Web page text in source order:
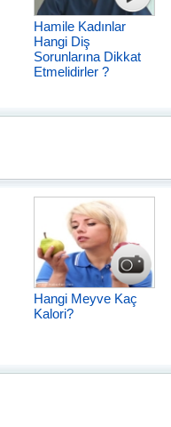
Hamile Kadınlar
Hangi Diş
Sorunlarına Dikkat
Etmelidirler ?
Hangi Meyve Kaç
Kalori?